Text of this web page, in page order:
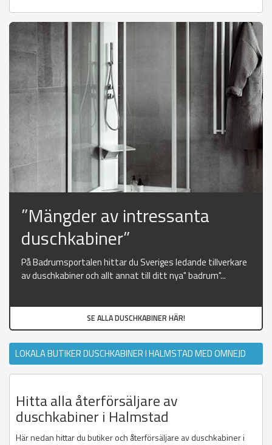
”Mängder av intressanta
duschkabiner”
På Badrumsportalen hittar du Sveriges ledande tillverkare
av duschkabiner och allt annat till ditt nya" badrum"...
SE ALLA DUSCHKABINER HÄR!
LOKALA BUTIKER DUSCHKABINER I HALMSTAD MED OMNEJD
Hitta alla återförsäljare av
duschkabiner i Halmstad
Här nedan hittar du butiker och återförsäljare av duschkabiner i